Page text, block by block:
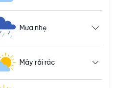
Mưa nhẹ
Mây rải rác